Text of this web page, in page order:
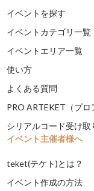
イベントを探す
イベントカテゴリ一覧
イベントエリア一覧
使い方
よくある質問
PRO ARTEKET（プロ
シリアルコード受け取
イベント主催者様へ
teket(テケト)とは？
イベント作成の方法